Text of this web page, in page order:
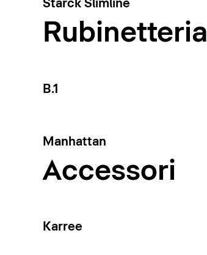
Starck Slimline
Rubinetteria
B.1
Manhattan
Accessori
Karree